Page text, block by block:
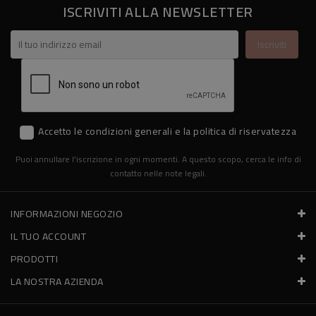
ISCRIVITI ALLA NEWSLETTER
Accetto le condizioni generali e la politica di riservatezza
Puoi annullare l'iscrizione in ogni momenti. A questo scopo, cerca le info di
contatto nelle note legali.
INFORMAZIONI NEGOZIO
IL TUO ACCOUNT
PRODOTTI
LA NOSTRA AZIENDA